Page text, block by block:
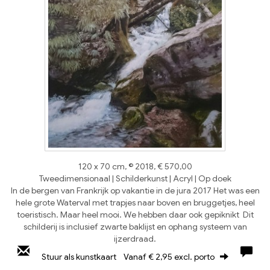
120 x 70 cm, © 2018, € 570,00
Tweedimensionaal | Schilderkunst | Acryl | Op doek
In de bergen van Frankrijk op vakantie in de jura 2017 Het was een
hele grote Waterval met trapjes naar boven en bruggetjes, heel
toeristisch. Maar heel mooi. We hebben daar ook gepiknikt Dit
schilderij is inclusief zwarte baklijst en ophang systeem van
ijzerdraad.
Stuur als kunstkaart Vanaf € 2,95 excl. porto